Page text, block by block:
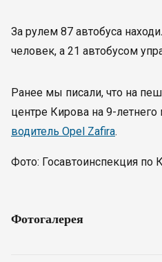
За рулем 87 автобуса
человек, а 21 автобусом
Ранее мы писали, что на
центре Кирова на 9-летнего
водитель Opel Zafira.
Фото: Госавтоинспекция по
Фотогалерея